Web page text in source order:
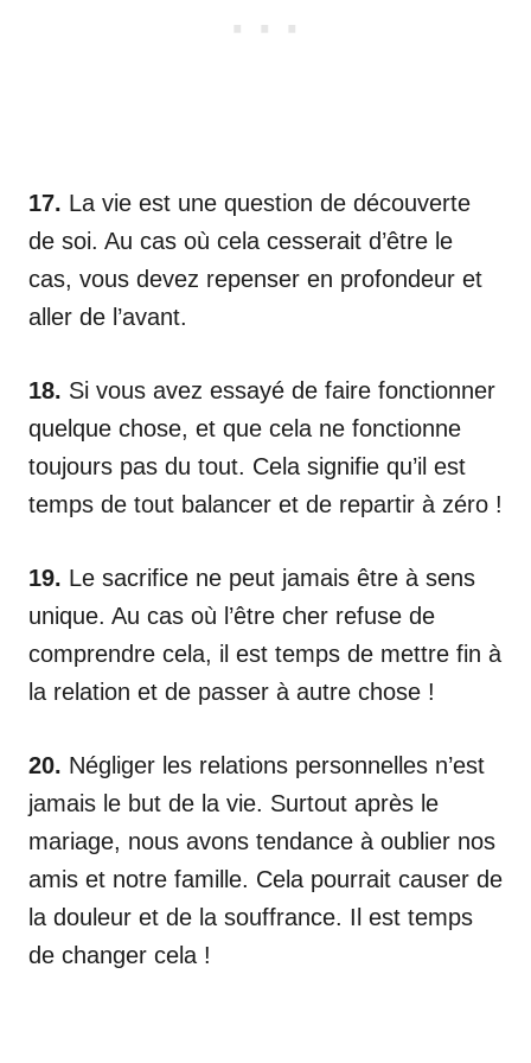
17. La vie est une question de découverte
de soi. Au cas où cela cesserait d’être le
cas, vous devez repenser en profondeur et
aller de l’avant.
18. Si vous avez essayé de faire fonctionner
quelque chose, et que cela ne fonctionne
toujours pas du tout. Cela signifie qu’il est
temps de tout balancer et de repartir à zéro !
19. Le sacrifice ne peut jamais être à sens
unique. Au cas où l’être cher refuse de
comprendre cela, il est temps de mettre fin à
la relation et de passer à autre chose !
20. Négliger les relations personnelles n’est
jamais le but de la vie. Surtout après le
mariage, nous avons tendance à oublier nos
amis et notre famille. Cela pourrait causer de
la douleur et de la souffrance. Il est temps
de changer cela !